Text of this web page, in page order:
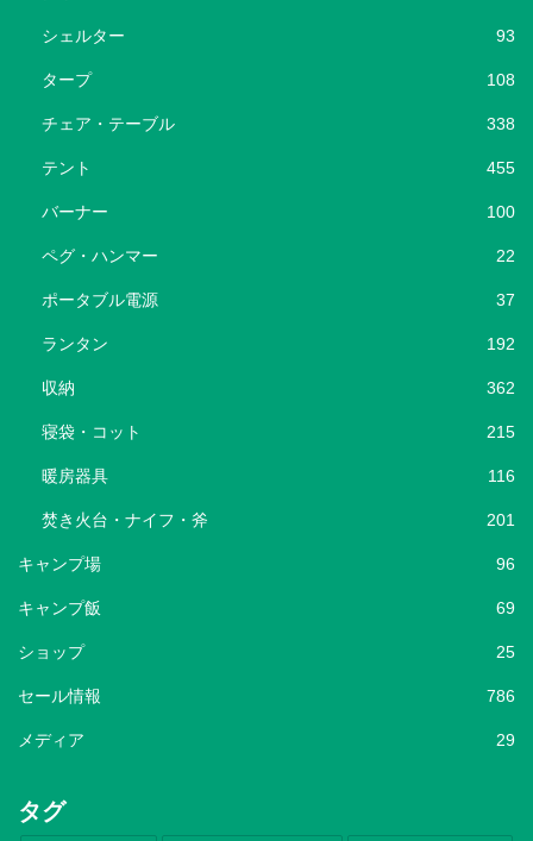
シェルター 93
タープ 108
チェア・テーブル 338
テント 455
バーナー 100
ペグ・ハンマー 22
ポータブル電源 37
ランタン 192
収納 362
寝袋・コット 215
暖房器具 116
焚き火台・ナイフ・斧 201
キャンプ場 96
キャンプ飯 69
ショップ 25
セール情報 786
メディア 29
タグ